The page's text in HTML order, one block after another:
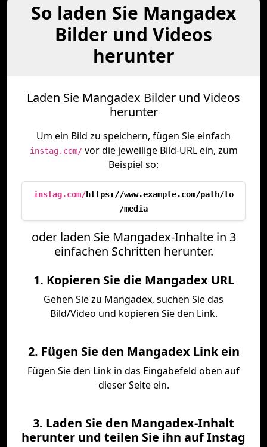
So laden Sie Mangadex
Bilder und Videos
herunter
Laden Sie Mangadex Bilder und Videos
herunter
Um ein Bild zu speichern, fügen Sie einfach
instag.com/vor die jeweilige Bild-URL ein, zum
Beispiel so:
instag.com/https://www.example.com/path/to
/media
oder laden Sie Mangadex-Inhalte in 3
einfachen Schritten herunter.
1. Kopieren Sie die Mangadex URL
Gehen Sie zu Mangadex, suchen Sie das
Bild/Video und kopieren Sie den Link.
2. Fügen Sie den Mangadex Link ein
Fügen Sie den Link in das Eingabefeld oben auf
dieser Seite ein.
3. Laden Sie den Mangadex-Inhalt
herunter und teilen Sie ihn auf Instag